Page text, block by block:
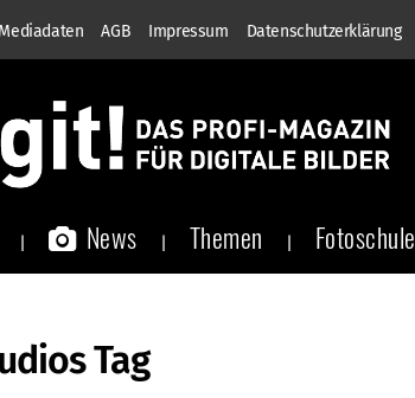
Mediadaten AGB Impressum Datenschutzerklärung
News Themen Fotoschule
Tag